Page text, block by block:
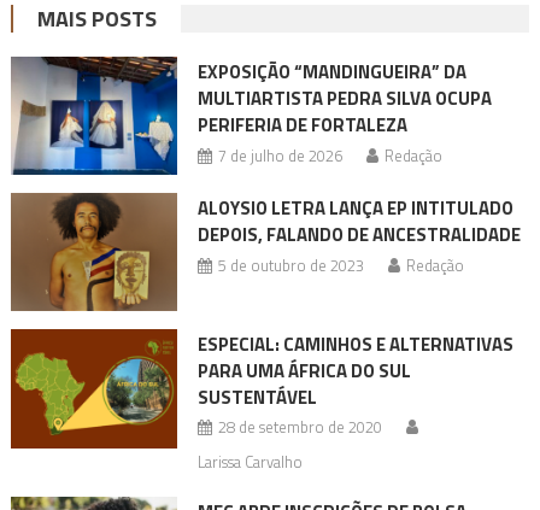
MAIS POSTS
EXPOSIÇÃO “MANDINGUEIRA” DA
MULTIARTISTA PEDRA SILVA OCUPA
PERIFERIA DE FORTALEZA
7 de julho de 2026 Redação
ALOYSIO LETRA LANÇA EP INTITULADO
DEPOIS, FALANDO DE ANCESTRALIDADE
5 de outubro de 2023 Redação
ESPECIAL: CAMINHOS E ALTERNATIVAS
PARA UMA ÁFRICA DO SUL
SUSTENTÁVEL
28 de setembro de 2020
Larissa Carvalho